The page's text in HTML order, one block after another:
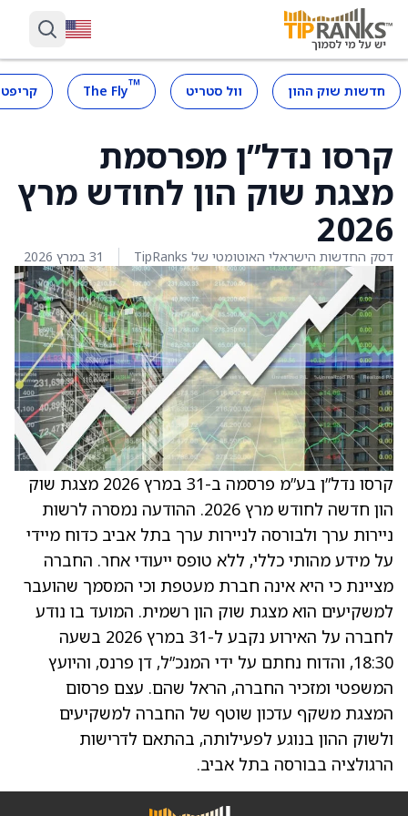
חדשות שוק ההון וול סטריט ™
The Fly
קרסו נדל”ן מפרסמת
מצגת שוק הון לחודש מרץ
2026
דסק החדשות הישראלי האוטומטי של TipRanks 31 במרץ 2026
קרסו נדל”ן בע”מ פרסמה ב-31 במרץ 2026 מצגת שוק
הון חדשה לחודש מרץ 2026. ההודעה נמסרה לרשות
ניירות ערך ולבורסה לניירות ערך בתל אביב כדוח מיידי
על מידע מהותי כללי, ללא טופס ייעודי אחר. החברה
מציינת כי היא אינה חברת מעטפת וכי המסמך שהועבר
למשקיעים הוא מצגת שוק הון רשמית. המועד בו נודע
לחברה על האירוע נקבע ל-31 במרץ 2026 בשעה
18:30, והדוח נחתם על ידי המנכ”ל, דן פרנס, והיועץ
המשפטי ומזכיר החברה, הראל שהם. עצם פרסום
המצגת משקף עדכון שוטף של החברה למשקיעים
ולשוק ההון בנוגע לפעילותה, בהתאם לדרישות
הרגולציה בבורסה בתל אביב.